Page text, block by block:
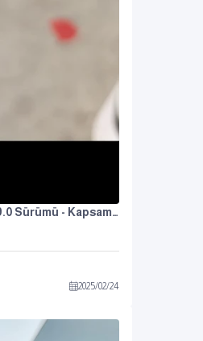
Muhasebe Programı Al'amin 9.0 Sürümü - Kapsamlı Versiyon
2025/02/24